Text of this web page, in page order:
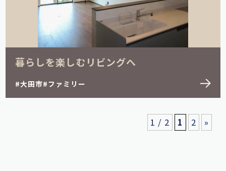
暮らしを楽しむリビングへ
大田市 ファミリー
1 / 2 1 2 »